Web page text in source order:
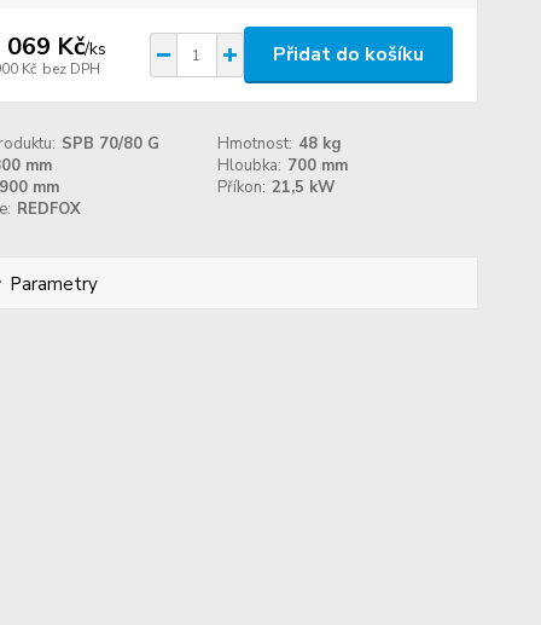
069 Kč/ks
Kč bez DPH
Přidat do košíku
SPB 70/80 G Hmotnost: 48 kg
mm
Hloubka: 700 mm
mm
Příkon: 21,5 kW
REDFOX
Parametry